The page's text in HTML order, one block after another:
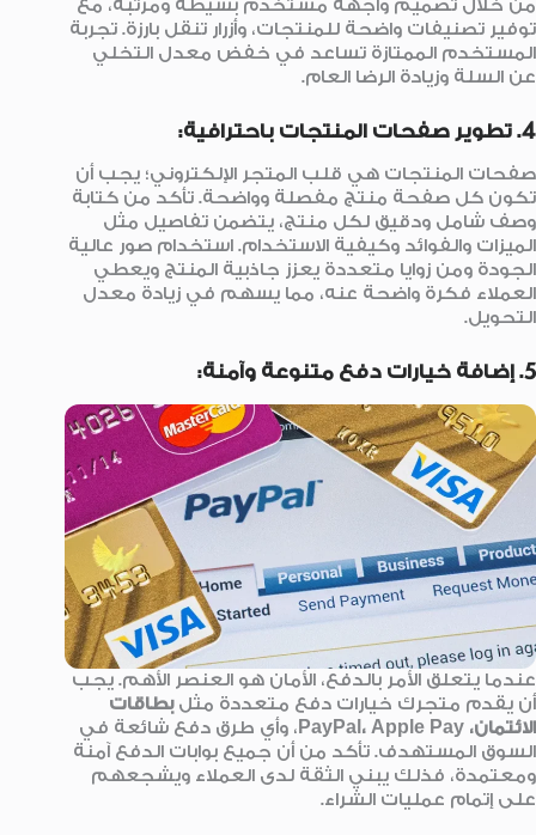
من خلال تصميم واجهة مستخدم بسيطة ومرتبة، مع
توفير تصنيفات واضحة للمنتجات، وأزرار تنقل بارزة. تجربة
المستخدم الممتازة تساعد في خفض معدل التخلي
عن السلة وزيادة الرضا العام.
4. تطوير صفحات المنتجات باحترافية:
صفحات المنتجات هي قلب المتجر الإلكتروني؛ يجب أن
تكون كل صفحة منتج مفصلة وواضحة. تأكد من كتابة
وصف شامل ودقيق لكل منتج، يتضمن تفاصيل مثل
الميزات والفوائد وكيفية الاستخدام. استخدام صور عالية
الجودة ومن زوايا متعددة يعزز جاذبية المنتج ويعطي
العملاء فكرة واضحة عنه، مما يسهم في زيادة معدل
التحويل.
5. إضافة خيارات دفع متنوعة وآمنة:
عندما يتعلق الأمر بالدفع، الأمان هو العنصر الأهم. يجب
أن يقدم متجرك خيارات دفع متعددة مثلبطاقات
الائتمان، PayPal، Apple Pay
، وأي طرق دفع شائعة في
السوق المستهدف. تأكد من أن جميع بوابات الدفع آمنة
ومعتمدة، فذلك يبني الثقة لدى العملاء ويشجعهم
على إتمام عمليات الشراء.